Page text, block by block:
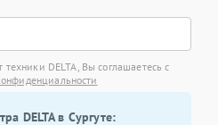
DELTA, Вы соглашаетесь с
DELTA в Сургуте: